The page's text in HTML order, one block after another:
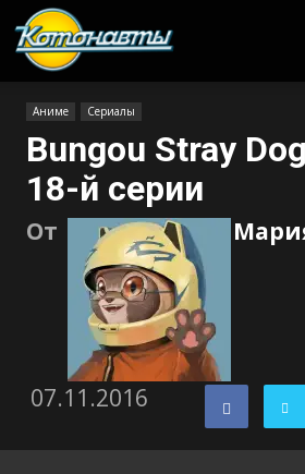
Аниме Сериалы
Bungou Stray
18-й серии
От
07.11.2016